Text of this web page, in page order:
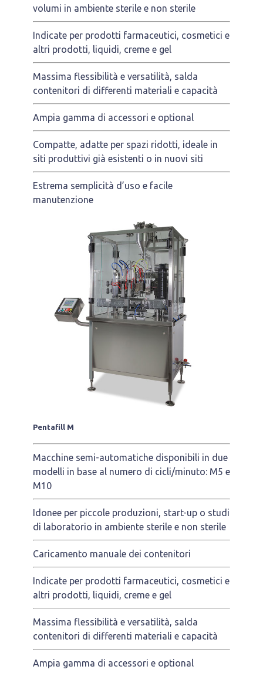
volumi in ambiente sterile e non sterile
Indicate per prodotti farmaceutici, cosmetici e
altri prodotti, liquidi, creme e gel
Massima flessibilità e versatilità, salda
contenitori di differenti materiali e capacità
Ampia gamma di accessori e optional
Compatte, adatte per spazi ridotti, ideale in
siti produttivi già esistenti o in nuovi siti
Estrema semplicità d’uso e facile
manutenzione
Pentafill M
Macchine semi-automatiche disponibili in due
modelli in base al numero di cicli/minuto: M5 e
M10
Idonee per piccole produzioni, start-up o studi
di laboratorio in ambiente sterile e non sterile
Caricamento manuale dei contenitori
Indicate per prodotti farmaceutici, cosmetici e
altri prodotti, liquidi, creme e gel
Massima flessibilità e versatilità, salda
contenitori di differenti materiali e capacità
Ampia gamma di accessori e optional